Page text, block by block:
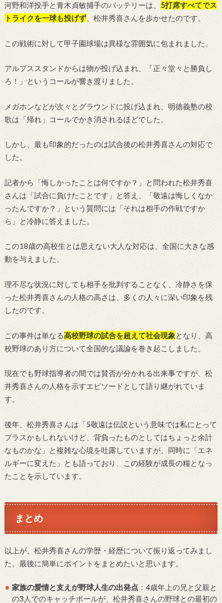
河野和洋投手と青木貞敏捕手のバッテリーは、 5打席すべてでス
トライクを一球も投げず、松井秀喜さんを歩かせたのです。
この戦術に対して甲子園球場は異様な雰囲気に包まれました。
アルプススタンドからは物が投げ込まれ、「正々堂々と勝負し
ろ！」というコールが響き渡りました。
メガホンなどが次々とグラウンドに投げ込まれ、明徳義塾の校
歌は「帰れ」コールでかき消されるほどでした。
しかし、最も印象的だったのは試合後の松井秀喜さんの対応で
した。
記者から「悔しかったことは何ですか？」と問われた松井秀喜
さんは「試合に負けたことです」と答え、「敬遠は悔しくなか
ったんですか？」という質問には「それは相手の作戦ですか
ら」と冷静に答えました。
この18歳の高校生とは思えない大人な対応は、全国に大きな感
動を与えました。
理不尽な状況に対しても相手を批判することなく、冷静さを保
った松井秀喜さんの人格の高さは、多くの人々に深い印象を残
したのです。
この事件は単なる高校野球の試合を超えて社会現象 となり、高
校野球のあり方について全国的な議論を巻き起こしました。
現在でも野球指導者の間では賛否が分かれる出来事ですが、松
井秀喜さんの人格を示すエピソードとして語り継がれていま
す。
後年、松井秀喜さんは「5敬遠は伝説という意味では私にとって
プラスかもしれないけど、背負ったものとしてはちょっと余計
なものかな」と複雑な心境を吐露していますが、同時に「エネ
ルギーに変えた」とも語っており、この経験が成長の糧となっ
たことを示しています。
まとめ
以上が、松井秀喜さんの学歴・経歴について振り返ってみまし
た。最後に簡単にポイントをまとめたいと思います。
家族の愛情と支えが野球人生の出発点 ：4歳年上の兄と父親と
の3人でのキャッチボールが、松井秀喜さんの野球との最初の